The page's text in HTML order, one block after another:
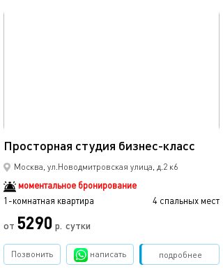
Просторная студия бизнес-класс
Москва, ул.Новодмитровская улица, д.2 к6
моментальное бронирование
1-комнатная квартира
4 спальных мест
от 5290 р. сутки
подробнее
Позвонить написать Забронировать